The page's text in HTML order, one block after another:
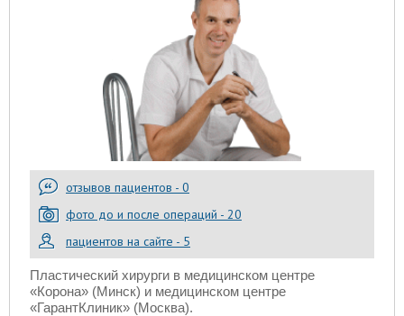
отзывов пациентов - 0
фото до и после операций - 20
пациентов на сайте - 5
Пластический хирурги в медицинском центре
«Корона» (Минск) и медицинском центре
«ГарантКлиник» (Москва).